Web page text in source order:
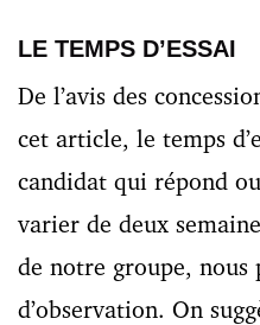
LE TEMPS D’ESSAI
De l’avis des
cet article, le temps
candidat qui répond
varier de deux
de notre groupe, nous
d’observation. On